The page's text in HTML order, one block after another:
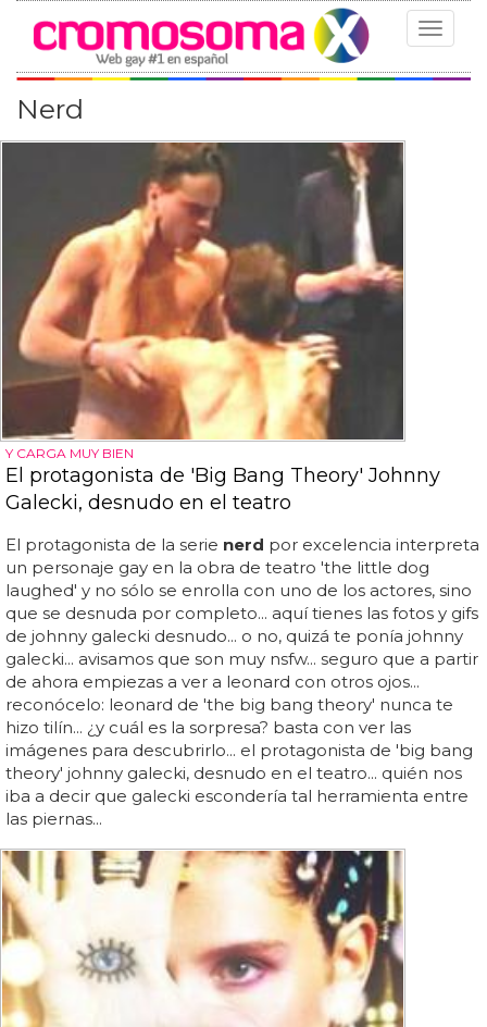
Toggle
Nerd
Y CARGA MUY BIEN
El protagonista de 'Big Bang Theory' Johnny
Galecki, desnudo en el teatro
El protagonista de la serie nerd por excelencia interpreta
un personaje gay en la obra de teatro 'the little dog
laughed' y no sólo se enrolla con uno de los actores, sino
que se desnuda por completo... aquí tienes las fotos y gifs
de johnny galecki desnudo... o no, quizá te ponía johnny
galecki... avisamos que son muy nsfw... seguro que a partir
de ahora empiezas a ver a leonard con otros ojos...
reconócelo: leonard de 'the big bang theory' nunca te
hizo tilín... ¿y cuál es la sorpresa? basta con ver las
imágenes para descubrirlo... el protagonista de 'big bang
theory' johnny galecki, desnudo en el teatro... quién nos
iba a decir que galecki escondería tal herramienta entre
las piernas...